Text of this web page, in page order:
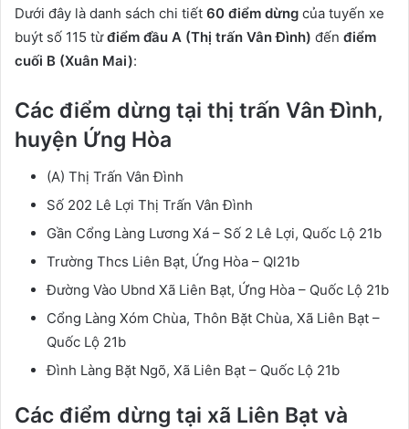
Dưới đây là danh sách chi tiết 60 điểm dừng của tuyến xe
buýt số 115 từđiểm đầu A (Thị trấn Vân Đình) đến điểm
cuối B (Xuân Mai):
Các điểm dừng tại thị trấn Vân Đình,
huyện Ứng Hòa
(A) Thị Trấn Vân Đình
Số 202 Lê Lợi Thị Trấn Vân Đình
Gần Cổng Làng Lương Xá – Số 2 Lê Lợi, Quốc Lộ 21b
Trường Thcs Liên Bạt, Ứng Hòa – Ql21b
Đường Vào Ubnd Xã Liên Bạt, Ứng Hòa – Quốc Lộ 21b
Cổng Làng Xóm Chùa, Thôn Bặt Chùa, Xã Liên Bạt –
Quốc Lộ 21b
Đình Làng Bặt Ngõ, Xã Liên Bạt – Quốc Lộ 21b
Các điểm dừng tại xã Liên Bạt và